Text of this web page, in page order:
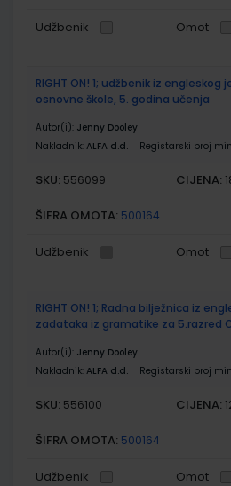
Udžbenik Omot
RIGHT ON! 1; udžbenik iz engleskog
osnovne škole, 5. godina učenja
Autor(i): Jenny Dooley
Nakladnik: ALFA d.d. Registarski broj
SKU: 556099 CIJENA:
ŠIFRA OMOTA: 500164
Udžbenik Omot
RIGHT ON! 1; Radna bilježnica iz
zadataka iz gramatike za 5.razred
Autor(i): Jenny Dooley
Nakladnik: ALFA d.d. Registarski broj
SKU: 556100 CIJENA:
ŠIFRA OMOTA: 500164
Udžbenik Omot